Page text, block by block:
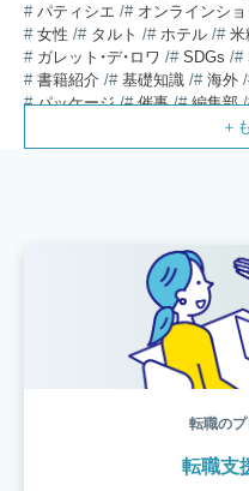
パティシエ
オンラインシ
女性
タルト ホテル 米
ガレット・デ・ロワ
SDGs
書籍紹介
基礎知識 海外
パッケージ
催事 編集部
ブ
販売促進
コラム パン
ベーカリー 工場
ワークライフバランス
生
フランス オーブ
転職の
転職支